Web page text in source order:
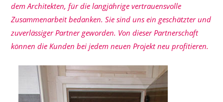
dem Architekten, für die langjährige vertrauensvolle
Zusammenarbeit bedanken. Sie sind uns ein geschätzter und
zuverlässiger Partner geworden. Von dieser Partnerschaft
können die Kunden bei jedem neuen Projekt neu profitieren.